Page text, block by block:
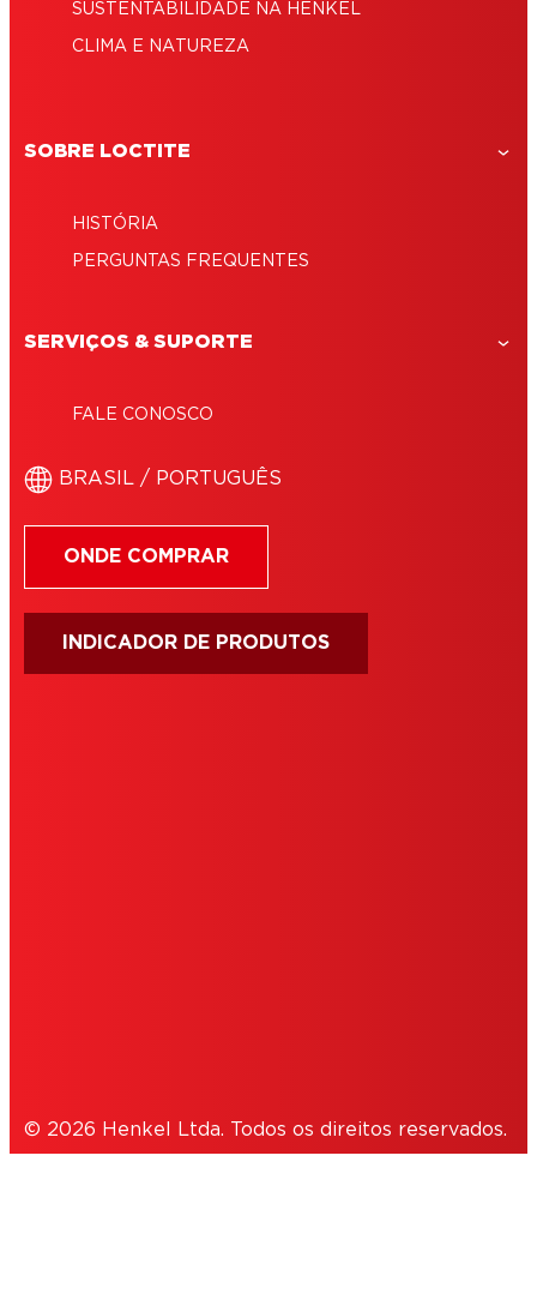
SUSTENTABILIDADE NA HENKEL
CLIMA E NATUREZA
SOBRE LOCTITE
HISTÓRIA
PERGUNTAS FREQUENTES
SERVIÇOS & SUPORTE
FALE CONOSCO
BRASIL / PORTUGUÊS
ONDE COMPRAR
INDICADOR DE PRODUTOS
© 2026 Henkel Ltda. Todos os direitos reservados.